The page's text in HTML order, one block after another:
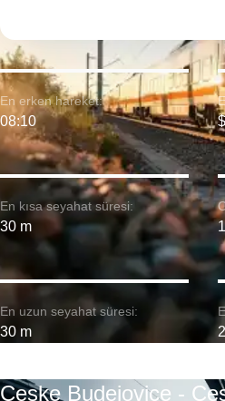
En kısa seyahat süresi:
30 m
En erken hareket:
08:10
En uzun seyahat süresi:
30 m
Ceske Budejovice -